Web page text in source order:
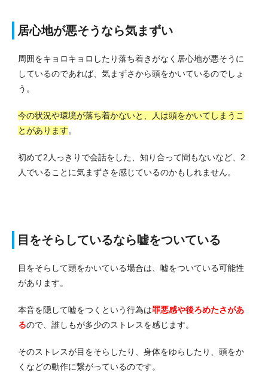
居心地が悪そうなら気まずい
周囲をキョロキョロしたり落ち着きがなく居心地が悪そうに
しているのであれば、気まずさから頭をかいているのでしょ
う。
今の状況や環境が落ち着かないと、人は頭をかいてしまうこ
とがあります。
初めて2人っきりで会話をした、知り合って間もないなど、2
人でいることに気まずさを感じているのかもしれません。
目をそらしているなら嘘をついている
目をそらして頭をかいている場合は、嘘をついている可能性
があります。
本音を隠して嘘をつくという行為は罪悪感や後ろめたさがあ
るので、誰しもが多少のストレスを感じます。
そのストレスが目をそらしたり、身体をゆらしたり、頭をか
くなどの動作に繋がっているのです。